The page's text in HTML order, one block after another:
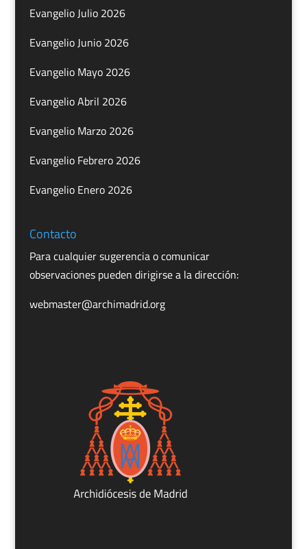
Evangelio Julio 2026
Evangelio Junio 2026
Evangelio Mayo 2026
Evangelio Abril 2026
Evangelio Marzo 2026
Evangelio Febrero 2026
Evangelio Enero 2026
Contacto
Para cualquier sugerencia o comunicar
observaciones pueden dirigirse a la dirección:
webmaster@archimadrid.org